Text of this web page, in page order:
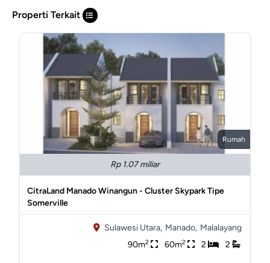
Properti Terkait
Rumah
Rp 1.07 miliar
CitraLand Manado Winangun - Cluster Skypark Tipe
Somerville
Sulawesi Utara, Manado, Malalayang
90m2 60m2 2 2